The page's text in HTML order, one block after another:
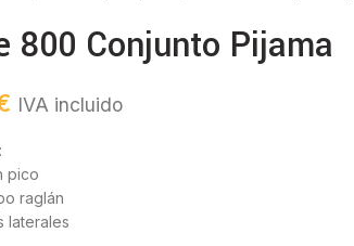
800 Conjunto Pijama
IVA incluido
pico
raglán
laterales